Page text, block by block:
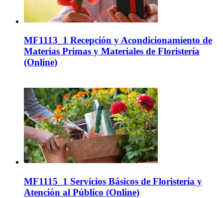
MF1113_1 Recepción y Acondicionamiento de
Materias Primas y Materiales de Floristería
(Online)
MF1115_1 Servicios Básicos de Floristería y
Atención al Público (Online)